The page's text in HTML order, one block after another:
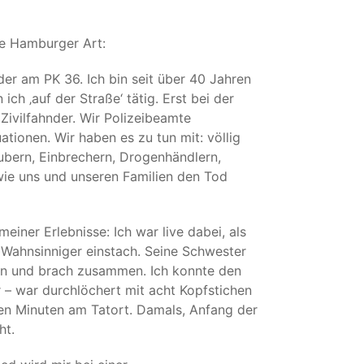
Hamburger Art:
am PK 36. Ich bin seit über 40 Jahren
‚auf der Straße‘ tätig. Erst bei der
Wir Polizeibeamte
Wir haben es zu tun mit: völlig
Einbrechern, Drogenhändlern,
uns und unseren Familien den Tod
Erlebnisse: Ich war live dabei, als
einstach. Seine Schwester
und brach zusammen. Ich konnte den
war durchlöchert mit acht Kopfstichen
Minuten am Tatort. Damals, Anfang der